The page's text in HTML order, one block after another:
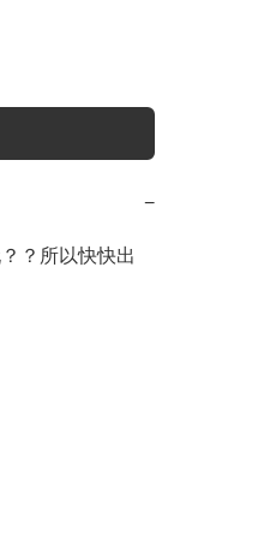
−
？所以快快出